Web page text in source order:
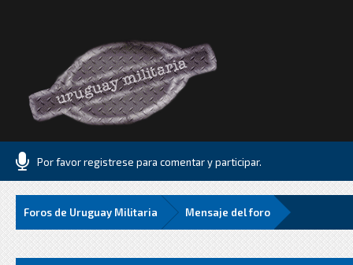
Por favor registrese para comentar y participar.
Foros de Uruguay Militaria Mensaje del foro